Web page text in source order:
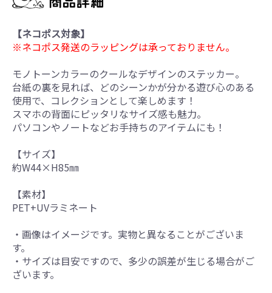
【ネコポス対象】
※ネコポス発送のラッピングは承っておりません。
モノトーンカラーのクールなデザインのステッカー。
台紙の裏を見れば、どのシーンかが分かる遊び心のある
使用で、コレクションとして楽しめます！
スマホの背面にピッタリなサイズ感も魅力。
パソコンやノートなどお手持ちのアイテムにも！
【サイズ】
約W44×H85㎜
【素材】
PET+UVラミネート
・画像はイメージです。実物と異なることがございま
す。
・サイズは目安ですので、多少の誤差が生じる場合がご
ざいます。